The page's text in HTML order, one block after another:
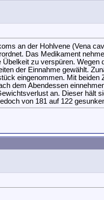
an der Hohlvene (Vena
Das Medikament
zu verspüren.
der Einnahme gewählt.
eingenommen. Mit
dem Abendessen
an. Dieser hält
von 181 auf 122